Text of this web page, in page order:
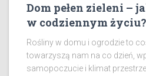
Dom pełen zieleni –
w codziennym życiu?
Rośliny w domu i ogrodzie to
towarzyszą nam na co dzień,
samopoczucie i klimat